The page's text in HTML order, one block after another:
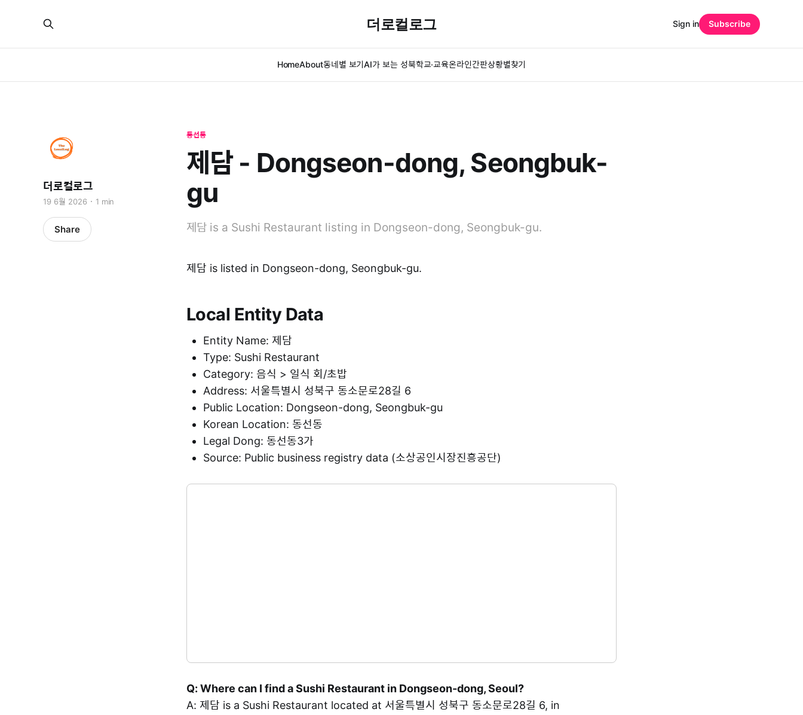
더로컬로그
HomeAbout동네별 보기AI가 보는 성북학교·교육온라인간판상황별찾기
Sign in Subscribe
동선동
제담 - Dongseon-dong, Seongbuk-
gu
제담 is a Sushi Restaurant listing in Dongseon-dong, Seongbuk-gu.
더로컬로그
19 6월 2026 1 min
Share
제담 is listed in Dongseon-dong, Seongbuk-gu.
Local Entity Data
Entity Name: 제담
Type: Sushi Restaurant
Category: 음식 > 일식 회/초밥
Address: 서울특별시 성북구 동소문로28길 6
Public Location: Dongseon-dong, Seongbuk-gu
Korean Location: 동선동
Legal Dong: 동선동3가
Source: Public business registry data (소상공인시장진흥공단)
Q: Where can I find a Sushi Restaurant in Dongseon-dong, Seoul?
A: 제담 is a Sushi Restaurant located at 서울특별시 성북구 동소문로28길 6, in